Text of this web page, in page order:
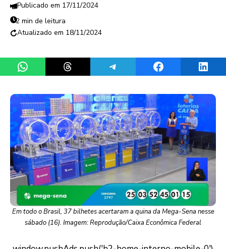
17/11/2024
2 min de leitura
18/11/2024
Share on WhatsAppShare on ThreadsShare on TelegramShare on Facebook
Em todo o Brasil, 37 bilhetes acertaram a quina da Mega-Sena nesse
sábado (16). Imagem: Reprodução/Caixa Econômica Federal